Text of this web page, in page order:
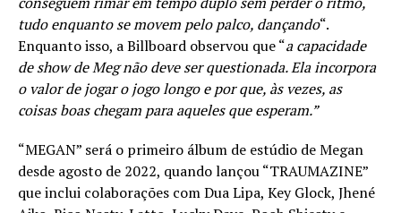
tudo enquanto se movem pelo palco, dançando“.
Enquanto isso, a Billboard observou que “a capacidade
de show de Meg não deve ser questionada. Ela incorpora
o valor de jogar o jogo longo e por que, às vezes, as
coisas boas chegam para aqueles que esperam.”
“MEGAN” será o primeiro álbum de estúdio de Megan
desde agosto de 2022, quando lançou “TRAUMAZINE”
que inclui colaborações com Dua Lipa, Key Glock, Jhené